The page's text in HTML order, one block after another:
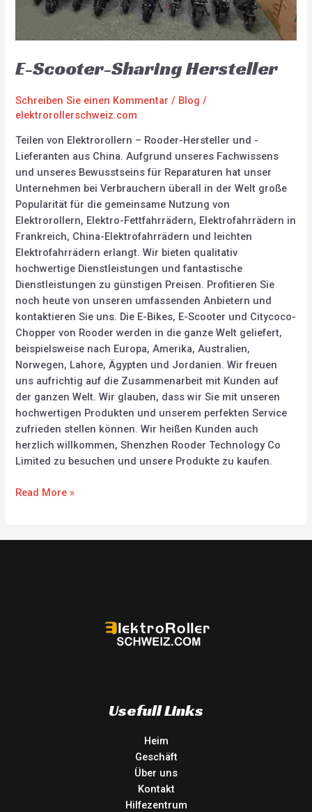
E-Scooter-Sharing Hersteller
Schreiben Sie einen Kommentar / Blog /
elektrorollerschweiz.com
Teilen von Elektrorollern – Rooder-Hersteller und -
Lieferanten aus China. Aufgrund unseres Fachwissens
und unseres Bewusstseins für Reparaturen hat unser
Unternehmen bei Verbrauchern überall in der Welt große
Popularität für die gemeinsame Nutzung von
Elektrorollern, Elektro-Fettfahrrädern, Elektrofahrrädern in
Frankreich, China-Elektrofahrrädern und leichten
Elektrofahrrädern erlangt. Wir bieten qualitativ
hochwertige Dienstleistungen und fantastische
Dienstleistungen zu günstigen Preisen. Profitieren Sie
noch heute von unseren umfassenden Anbietern und
kontaktieren Sie uns. Die E-Bikes, E-Scooter und Citycoco-
Chopper von Rooder werden in die ganze Welt geliefert,
beispielsweise nach Europa, Amerika, Australien,
Norwegen, Lahore, Ägypten und Jordanien. Wir freuen
uns aufrichtig auf die Zusammenarbeit mit Kunden auf
der ganzen Welt. Wir glauben, dass wir Sie mit unseren
hochwertigen Produkten und unserem perfekten Service
zufrieden stellen können. Wir heißen Kunden auch
herzlich willkommen, Shenzhen Rooder Technology Co
Limited zu besuchen und unsere Produkte zu kaufen.
Read More »
Usefull Links
Heim
Geschäft
Über uns
Kontakt
Hilfezentrum